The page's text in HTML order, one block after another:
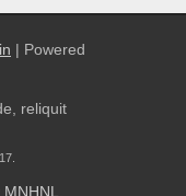
| Powered
reliquit
MNHNL